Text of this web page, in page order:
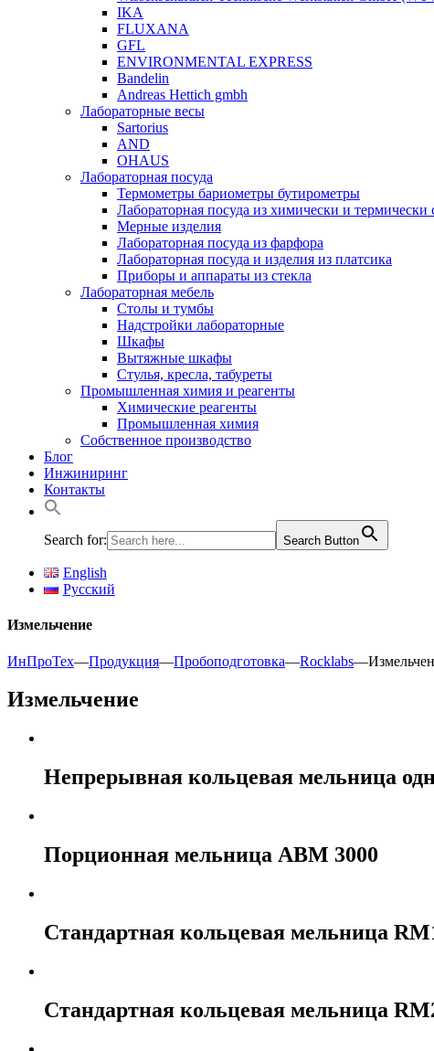
IKA
FLUXANA
GFL
ENVIRONMENTAL EXPRESS
Bandelin
Andreas Hettich gmbh
Лабораторные весы
Sartorius
AND
OHAUS
Лабораторная посуда
Термометры бариометры бутирометры
Лабораторная посуда из химически и термически
Мерные изделия
Лабораторная посуда из фарфора
Лабораторная посуда и изделия из платсика
Приборы и аппараты из стекла
Лабораторная мебель
Столы и тумбы
Надстройки лабораторные
Шкафы
Вытяжные шкафы
Стулья, кресла, табуреты
Промышленная химия и реагенты
Химические реагенты
Промышленная химия
Собственное производство
Блог
Инжиниринг
Контакты
Search for: Search Button
English
Русский
Измельчение
ИнПроТех—Продукция—Пробоподготовка—Rocklabs—
Измельчение
Непрерывная кольцевая мельница
Порционная мельница ABM 3000
Стандартная кольцевая мельница
Стандартная кольцевая мельница